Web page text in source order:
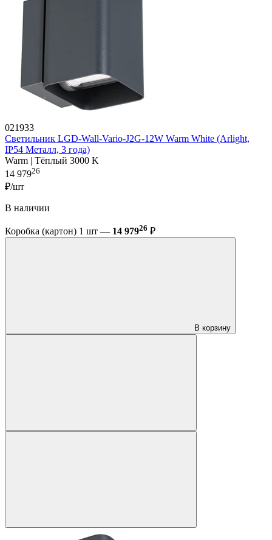
021933
Светильник LGD-Wall-Vario-J2G-12W Warm White (Arlight,
IP54 Металл, 3 года)
Warm | Тёплый 3000 K
14 97926
₽/шт
В наличии
Коробка (картон) 1 шт — 14 97926 ₽
В корзину